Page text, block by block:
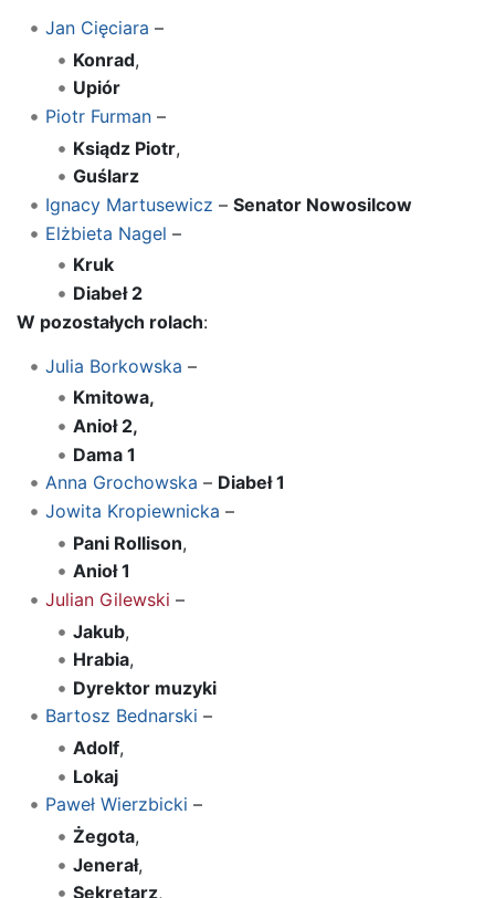
Jan Cięciara –
Konrad,
Upiór
Piotr Furman–
Ksiądz Piotr,
Guślarz
Ignacy Martusewicz – Senator Nowosilcow
Elżbieta Nagel –
Kruk
Diabeł 2
W pozostałych rolach:
Julia Borkowska –
Kmitowa,
Anioł 2,
Dama 1
Anna Grochowska – Diabeł 1
Jowita Kropiewnicka –
Pani Rollison,
Anioł 1
Julian Gilewski –
Jakub,
Hrabia,
Dyrektor muzyki
Bartosz Bednarski –
Adolf,
Lokaj
Paweł Wierzbicki –
Żegota,
Jenerał,
Sekretarz,